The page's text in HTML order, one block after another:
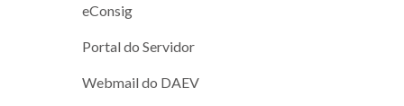
eConsig
Portal do Servidor
Webmail do DAEV